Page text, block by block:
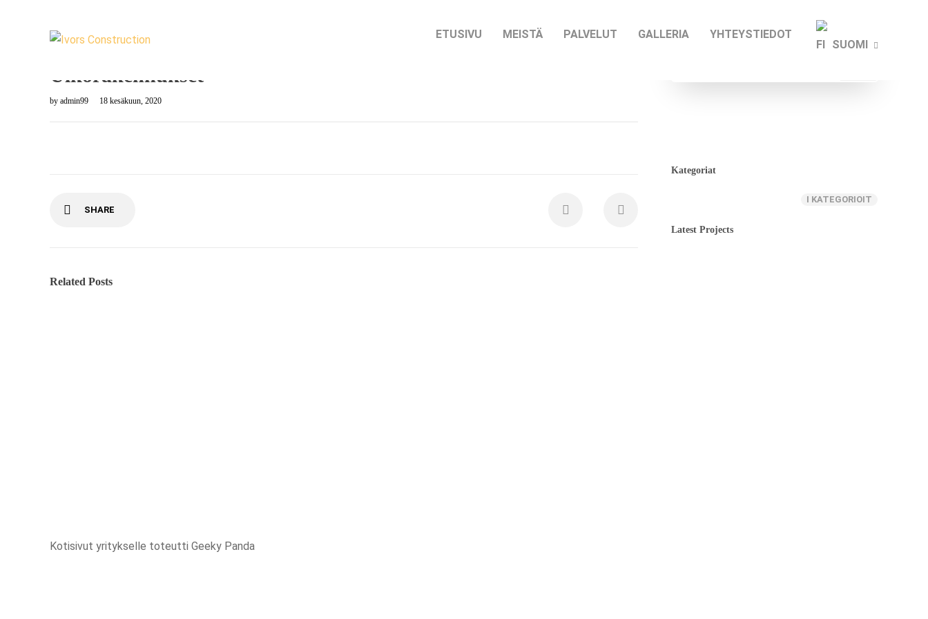
ETUSIVU MEISTÄ PALVELUT GALLERIA YHTEYSTIEDOT
SUOMI
Ulkorakennukset
by admin99 18 kesäkuun, 2020
SHARE
Related Posts
Kategoriat
I KATEGORIOIT
Latest Projects
Kotisivut yritykselle toteutti Geeky Panda